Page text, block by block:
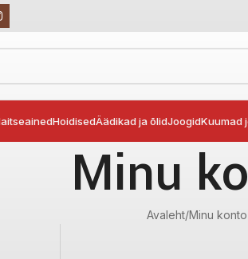
HoidisedÄädikad ja õlidJoogidKuumad
Minu
Avaleht Minu konto